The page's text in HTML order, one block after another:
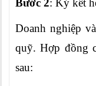
Bước 2: Ký kết
Doanh nghiệp
quỹ. Hợp đồng
sau: